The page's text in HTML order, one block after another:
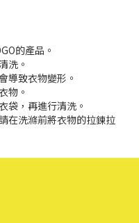
的產品。
洗。
導致衣物變形。
物。
袋，再進行清洗。
在洗滌前將衣物的拉鍊拉